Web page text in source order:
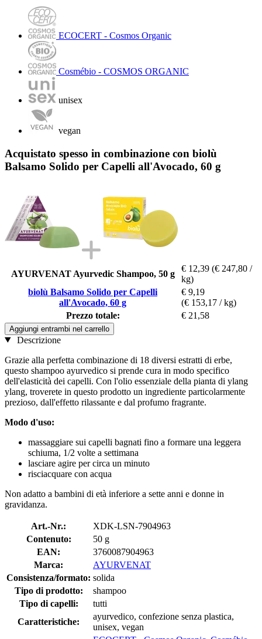
ECOCERT - Cosmos Organic
Cosmébio - COSMOS ORGANIC
unisex
vegan
Acquistato spesso in combinazione con biolù
Balsamo Solido per Capelli all'Avocado, 60 g
AYURVENAT Ayurvedic Shampoo, 50 g
€ 12,39 (€ 247,80 /
kg)
biolù Balsamo Solido per Capelli
all'Avocado, 60 g
€ 9,19
(€ 153,17 / kg)
Prezzo totale:
€ 21,58
Aggiungi entrambi nel carrello
Descrizione
Grazie alla perfetta combinazione di 18 diversi estratti di erbe,
questo shampoo ayurvedico si prende cura in modo specifico
dell'elasticità dei capelli. Con l'olio essenziale della pianta di ylang
ylang, troverete in questo prodotto un ingrediente particolarmente
prezioso, dall'effetto rilassante e dal profumo fragrante.
Modo d'uso:
massaggiare sui capelli bagnati fino a formare una leggera
schiuma, 1/2 volte a settimana
lasciare agire per circa un minuto
risciacquare con acqua
Non adatto a bambini di età inferiore a sette anni e donne in
gravidanza.
Art.-Nr.:
XDK-LSN-7904963
Contenuto:
50 g
EAN:
3760087904963
Marca:
AYURVENAT
Consistenza/formato: solida
Tipo di prodotto:
shampoo
Tipo di capelli:
tutti
Caratteristiche:
ayurvedico, confezione senza plastica,
unisex, vegan